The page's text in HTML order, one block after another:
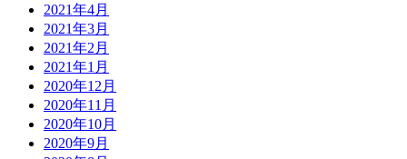
2021年4月
2021年3月
2021年2月
2021年1月
2020年12月
2020年11月
2020年10月
2020年9月